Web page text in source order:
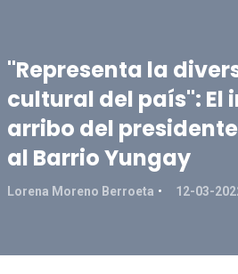
"Representa la
cultural del país": El
arribo del
al Barrio Yungay
Lorena Moreno Berroeta 12-03-